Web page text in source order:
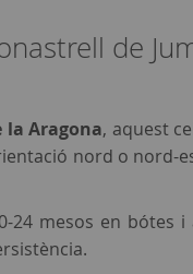
de
la Aragona, aquest
nord o nord-
24 mesos en bótes